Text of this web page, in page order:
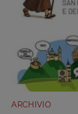
ARCHIVIO